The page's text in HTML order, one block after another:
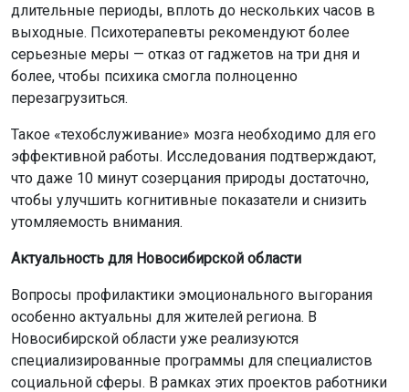
длительные периоды, вплоть до нескольких часов в
выходные. Психотерапевты рекомендуют более
серьезные меры — отказ от гаджетов на три дня и
более, чтобы психика смогла полноценно
перезагрузиться.
Такое «техобслуживание» мозга необходимо для его
эффективной работы. Исследования подтверждают,
что даже 10 минут созерцания природы достаточно,
чтобы улучшить когнитивные показатели и снизить
утомляемость внимания.
Актуальность для Новосибирской области
Вопросы профилактики эмоционального выгорания
особенно актуальны для жителей региона. В
Новосибирской области уже реализуются
специализированные программы для специалистов
социальной сферы. В рамках этих проектов работники